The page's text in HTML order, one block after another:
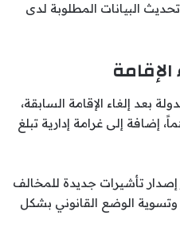
البيانات المطلوبة لدى
الإقامة
بعد إلغاء الإقامة السابقة،
يومية بقيمة 50 درهماً، إضافة إلى غرامة إدارية تبلغ
تأشيرات جديدة للمخالف
وتسوية الوضع القانوني بشكل